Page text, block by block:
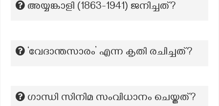
അയ്യങ്കാളി (1863-1941) ജനിച്ചത്?
‘വേദാന്തസാരം’ എന്ന കൃതി രചിച്ചത്?
ഗാന്ധി സിനിമ സംവിധാനം ചെയ്തത്?